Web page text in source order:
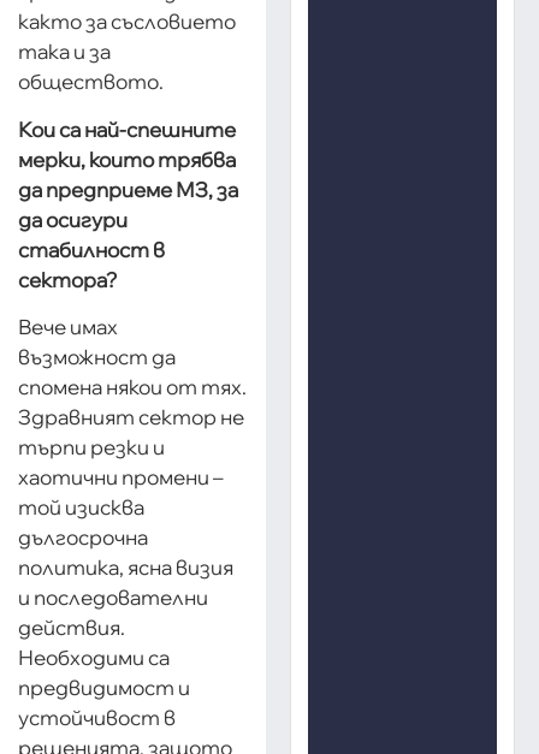
както за съсловието
така и за
обществото.
Кои са най-спешните
мерки, които трябва
да предприеме МЗ, за
да осигури
стабилност в
сектора?
Вече имах
възможност да
спомена някои от тях.
Здравният сектор не
търпи резки и
хаотични промени –
той изисква
дългосрочна
политика, ясна визия
и последователни
действия.
Необходими са
предвидимост и
устойчивост в
решенията, защото